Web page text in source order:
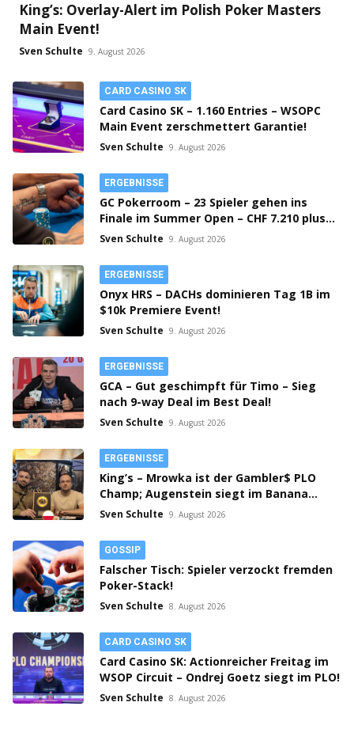
King’s: Overlay-Alert im Polish Poker Masters
Main Event!
Sven Schulte 9. August 2026
CARD CASINO SK
Card Casino SK – 1.160 Entries – WSOPC
Main Event zerschmettert Garantie!
Sven Schulte 9. August 2026
ERGEBNISSE
GC Pokerroom – 23 Spieler gehen ins
Finale im Summer Open – CHF 7.210 plus
Bounties on Top!
Sven Schulte 9. August 2026
ERGEBNISSE
Onyx HRS – DACHs dominieren Tag 1B im
$10k Premiere Event!
Sven Schulte 9. August 2026
ERGEBNISSE
GCA – Gut geschimpft für Timo – Sieg
nach 9-way Deal im Best Deal!
Sven Schulte 9. August 2026
ERGEBNISSE
King’s – Mrowka ist der Gambler$ PLO
Champ; Augenstein siegt im Banana
Cup!
Sven Schulte 9. August 2026
GOSSIP
Falscher Tisch: Spieler verzockt fremden
Poker-Stack!
Sven Schulte 8. August 2026
CARD CASINO SK
Card Casino SK: Actionreicher Freitag im
WSOP Circuit – Ondrej Goetz siegt im PLO!
Sven Schulte 8. August 2026